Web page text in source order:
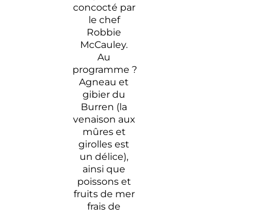
concocté par
le chef
Robbie
McCauley.
Au
programme ?
Agneau et
gibier du
Burren (la
venaison aux
mûres et
girolles est
un délice),
ainsi que
poissons et
fruits de mer
frais de